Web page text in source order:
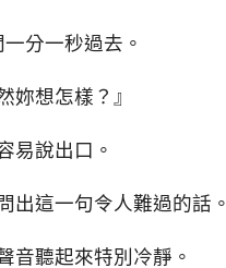
分一秒過去。
妳想怎樣？』
易說出口。
出這一句令人難過的話。
音聽起來特別冷靜。